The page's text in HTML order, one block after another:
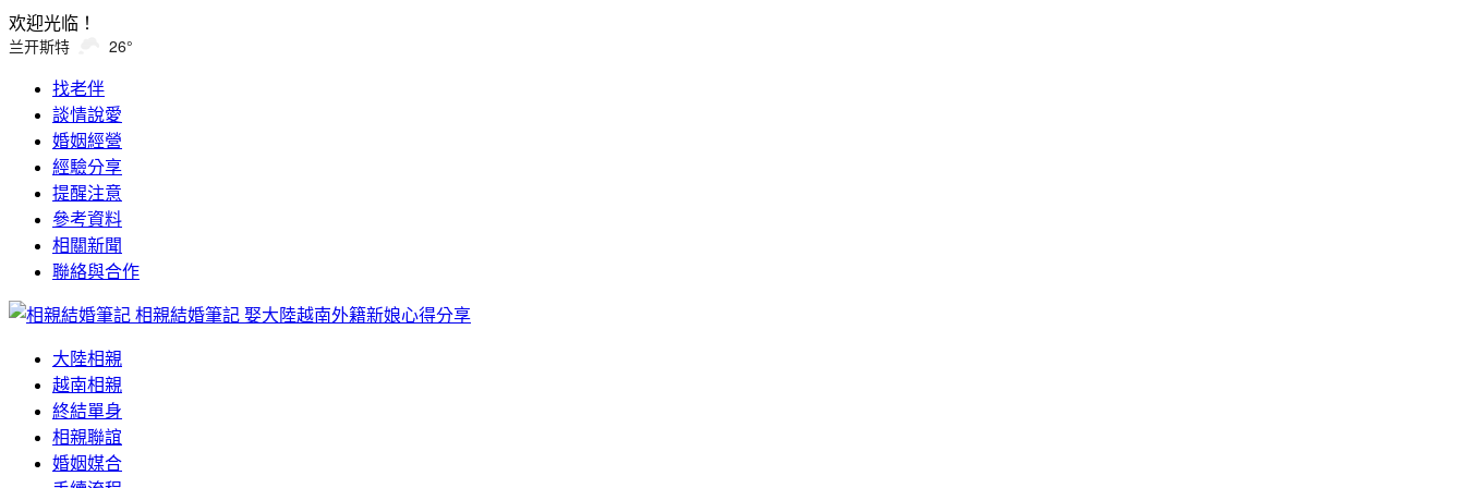
欢迎光临！
兰开斯特 26°
找老伴
談情說愛
婚姻經營
經驗分享
提醒注意
參考資料
相關新聞
聯絡與合作
相親結婚筆記 娶大陸越南外籍新娘心得分享
大陸相親
越南相親
終結單身
相親聯誼
婚姻媒合